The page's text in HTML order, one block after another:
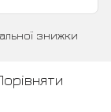
знижки